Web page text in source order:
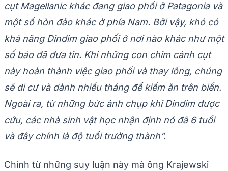
cụt Magellanic khác đang giao phối ở Patagonia và
một số hòn đảo khác ở phía Nam. Bởi vậy, khó có
khả năng Dindim giao phối ở nơi nào khác như một
số báo đã đưa tin. Khi những con chim cánh cụt
này hoàn thành việc giao phối và thay lông, chúng
sẽ di cư và dành nhiều tháng để kiếm ăn trên biển.
Ngoài ra, từ những bức ảnh chụp khi Dindim được
cứu, các nhà sinh vật học nhận định nó đã 6 tuổi
và đây chính là độ tuổi trưởng thành”.
Chính từ những suy luận này mà ông Krajewski